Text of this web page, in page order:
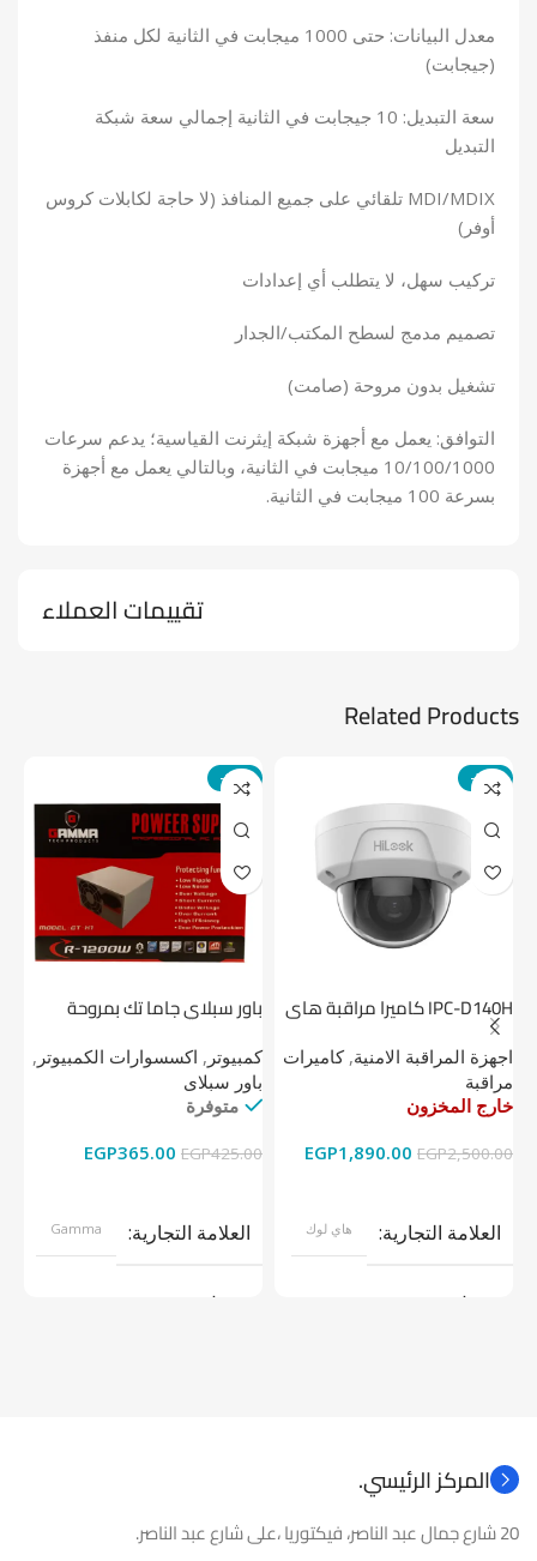
معدل البيانات: حتى 1000 ميجابت في الثانية لكل منفذ
(جيجابت)
سعة التبديل: 10 جيجابت في الثانية إجمالي سعة شبكة
التبديل
MDI/MDIX تلقائي على جميع المنافذ (لا حاجة لكابلات كروس
أوفر)
تركيب سهل، لا يتطلب أي إعدادات
تصميم مدمج لسطح المكتب/الجدار
تشغيل بدون مروحة (صامت)
التوافق: يعمل مع أجهزة شبكة إيثرنت القياسية؛ يدعم سرعات
10/100/1000 ميجابت في الثانية، وبالتالي يعمل مع أجهزة
بسرعة 100 ميجابت في الثانية.
تقييمات العملاء
Related Products
-24%
IPC-D140H كاميرا مراقبة هاى
لوك داخلية 4 ميجا
اجهزة المراقبة الامنية,كاميرات
مراقبة
خارج المخزون
EGP2,500.00
EGP1,890.00
العلامة التجارية هاي لوك
موديل
-14%
باور سبلاي جاما تك بمروحة
كمبيوتر , اكسسوارات الكمبيوتر ,
باور سبلاى
متوفرة
EGP425.00
EGP365.00
العلامة التجارية Gamma
موديل
المركز الرئيسي.
20 شارع جمال عبد الناصر، فيكتوريا ،على شارع عبد الناصر.